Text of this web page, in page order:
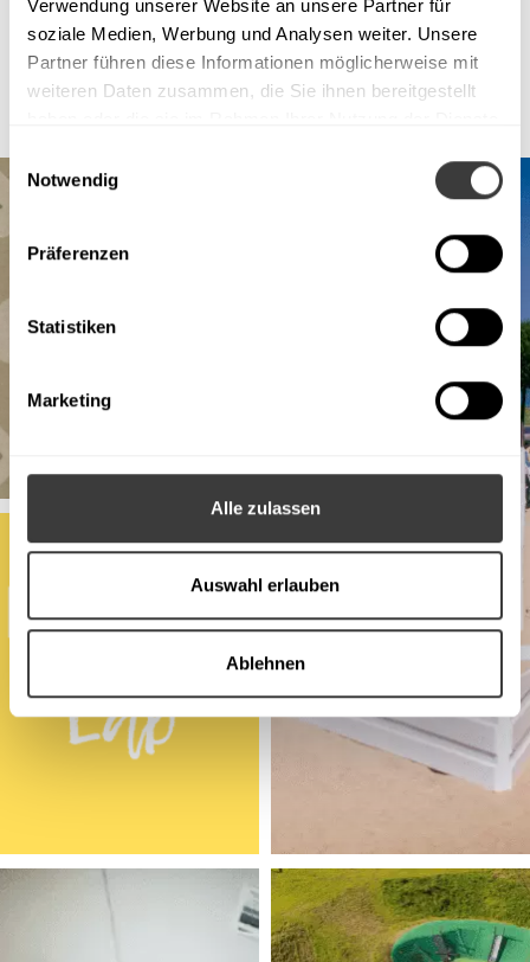
Verwendung unserer Website an unsere Partner für
soziale Medien, Werbung und Analysen weiter. Unsere
Partner führen diese Informationen möglicherweise mit
weiteren Daten zusammen, die Sie ihnen bereitgestellt
Einwilligungsauswahl
Notwendig
Präferenzen
Statistiken
Marketing
Alle zulassen
Auswahl erlauben
Ablehnen